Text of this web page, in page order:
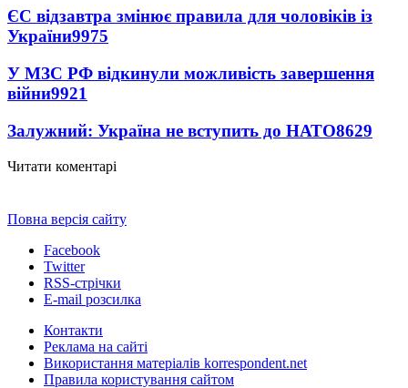
ЄС відзавтра змінює правила для чоловіків із
України9975
У МЗС РФ відкинули можливість завершення
війни9921
Залужний: Україна не вступить до НАТО8629
Читати коментарі
Повна версія сайту
Facebook
Twitter
RSS-стрічки
E-mail розсилка
Контакти
Реклама на сайті
Використання матеріалів korrespondent.net
Правила користування сайтом